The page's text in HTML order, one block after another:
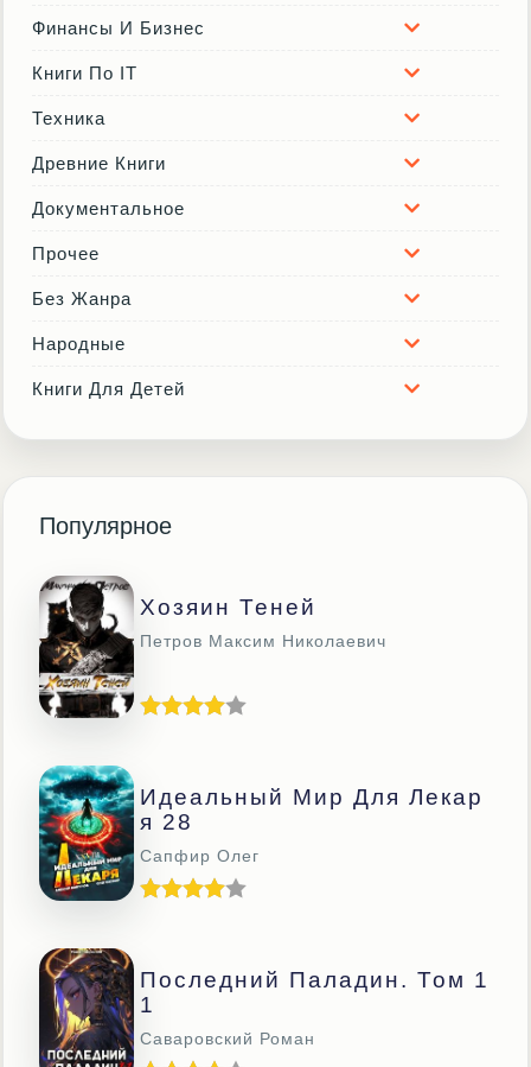
Финансы И Бизнес
Книги По IT
Техника
Древние Книги
Документальное
Прочее
Без Жанра
Народные
Книги Для Детей
Популярное
Хозяин Теней
Петров Максим Николаевич
Идеальный Мир Для Лекар
Я 28
Сапфир Олег
Последний Паладин. Том 1
1
Саваровский Роман